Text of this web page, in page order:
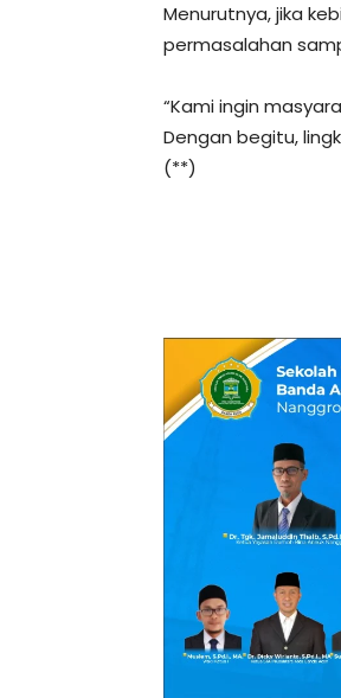
Menurutnya, jika
permasalahan
“Kami ingin
Dengan begitu,
(**)